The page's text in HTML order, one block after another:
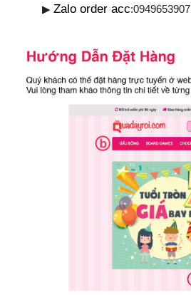
▶ Zalo order acc:0949653907